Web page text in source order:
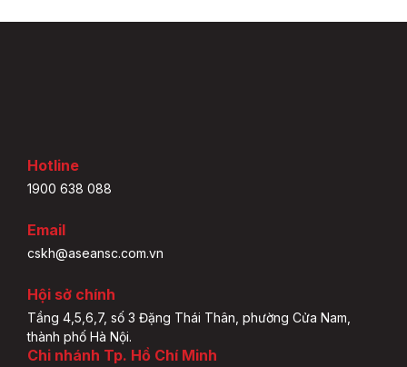
Hotline
1900 638 088
Email
cskh@aseansc.com.vn
Hội sở chính
Tầng 4,5,6,7, số 3 Đặng Thái Thân, phường Cửa Nam,
thành phố Hà Nội.
Chi nhánh Tp. Hồ Chí Minh